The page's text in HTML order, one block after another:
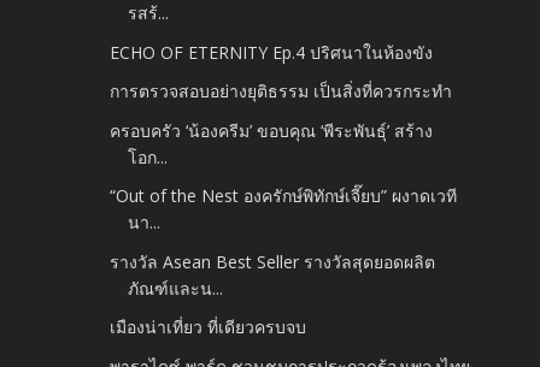
รสร้...
ECHO OF ETERNITY Ep.4 ปริศนาในห้องขัง
การตรวจสอบอย่างยุติธรรม เป็นสิ่งที่ควรกระทำ
ครอบครัว ‘น้องครีม’ ขอบคุณ ‘พีระพันธุ์’ สร้าง
โอก...
“Out of the Nest องครักษ์พิทักษ์เจี๊ยบ” ผงาดเวที
นา...
รางวัล Asean Best Seller รางวัลสุดยอดผลิต
ภัณฑ์และน...
เมืองน่าเที่ยว ที่เดียวครบจบ